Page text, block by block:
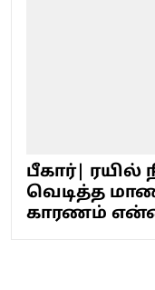
பீகார்| ரயில்
வெடித்த
காரணம்